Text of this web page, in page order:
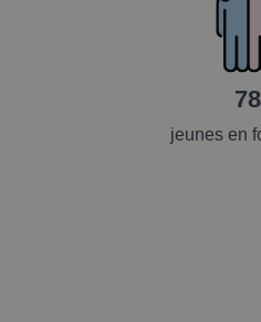
78
jeunes en